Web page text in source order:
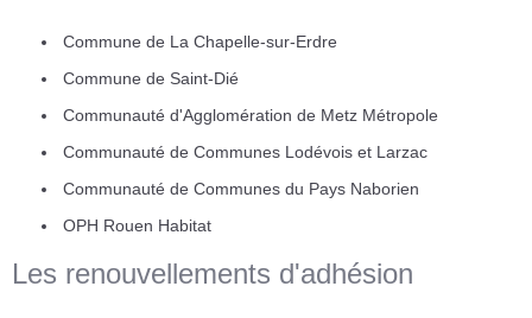
Commune de La Chapelle-sur-Erdre
Commune de Saint-Dié
Communauté d'Agglomération de Metz Métropole
Communauté de Communes Lodévois et Larzac
Communauté de Communes du Pays Naborien
OPH Rouen Habitat
Les renouvellements d'adhésion